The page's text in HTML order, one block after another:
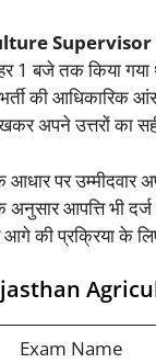
1 बजे तक किया गया
की आधिकारिक
अपने उत्तरों का
पर उम्मीदवार
के अनुसार आपत्ति
की प्रक्रिया के
Exam Name